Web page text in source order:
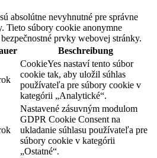
absolútne nevyhnutné pre správne
Tieto súbory cookie anonymne
prvky webovej stránky.
Beschreibung
CookieYes nastaví tento súbor
cookie tak, aby uložil súhlas
používateľa pre súbory cookie v
kategórii „Analytické“.
Nastavené zásuvným modulom
GDPR Cookie Consent na
ukladanie súhlasu používateľa pre
súbory cookie v kategórii
„Ostatné“.